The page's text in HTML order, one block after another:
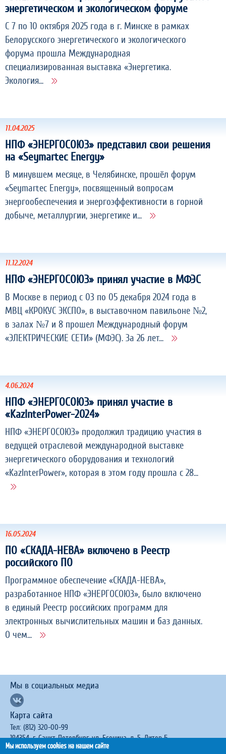
энергетическом и экологическом форуме
С 7 по 10 октября 2025 года в г. Минске в рамках
Белорусского энергетического и экологического
форума прошла Международная
специализированная выставка «Энергетика.
Экология...
11.04.2025
НПФ «ЭНЕРГОСОЮЗ» представил свои решения
на «Seymartec Energy»
В минувшем месяце, в Челябинске, прошёл форум
«Seymartec Energy», посвященный вопросам
энергообеспечения и энергоэффективности в горной
добыче, металлургии, энергетике и...
11.12.2024
НПФ «ЭНЕРГОСОЮЗ» принял участие в МФЭС
В Москве в период с 03 по 05 декабря 2024 года в
МВЦ «КРОКУС ЭКСПО», в выставочном павильоне №2,
в залах №7 и 8 прошел Международный форум
«ЭЛЕКТРИЧЕСКИЕ СЕТИ» (МФЭС). За 26 лет...
4.06.2024
НПФ «ЭНЕРГОСОЮЗ» принял участие в
«KazInterPower-2024»
НПФ «ЭНЕРГОСОЮЗ» продолжил традицию участия в
ведущей отраслевой международной выставке
энергетического оборудования и технологий
«KazInterPower», которая в этом году прошла с 28...
16.05.2024
ПО «СКАДА-НЕВА» включено в Реестр
российского ПО
Программное обеспечение «СКАДА-НЕВА»,
разработанное НПФ «ЭНЕРГОСОЮЗ», было включено
в единый Реестр российских программ для
электронных вычислительных машин и баз данных.
О чем...
Тел: (812) 320-00-99
194354, г. Санкт-Петербург, ул. Есенина, д. 5, Литер Б
mail@energosoyuz.spb.ru
Мы в социальных медиа
Карта сайта
Мы используем cookies на нашем сайте